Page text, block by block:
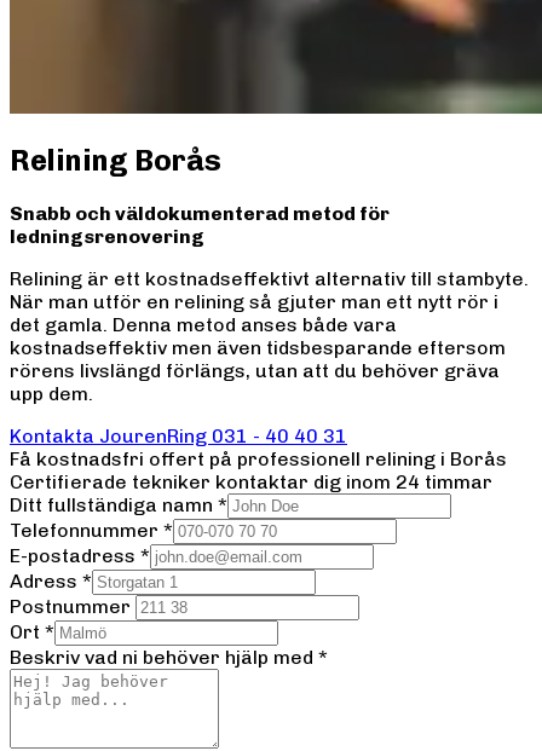
Relining Borås
Snabb och väldokumenterad metod för
ledningsrenovering
Relining är ett kostnadseffektivt alternativ till stambyte.
När man utför en relining så gjuter man ett nytt rör i
det gamla. Denna metod anses både vara
kostnadseffektiv men även tidsbesparande eftersom
rörens livslängd förlängs, utan att du behöver gräva
upp dem.
Kontakta JourenRing 031 - 40 40 31
Få kostnadsfri offert på professionell relining i Borås
Certifierade tekniker kontaktar dig inom 24 timmar
Ditt fullständiga namn *
Telefonnummer *
E-postadress *
Adress *
Postnummer
Ort *
Beskriv vad ni behöver hjälp med *